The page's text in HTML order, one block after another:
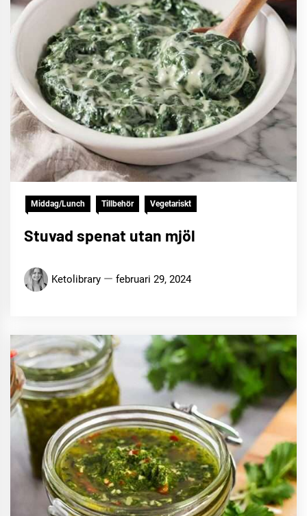
Middag/Lunch Tillbehör Vegetariskt
Stuvad spenat utan mjöl
Ketolibrary februari 29, 2024